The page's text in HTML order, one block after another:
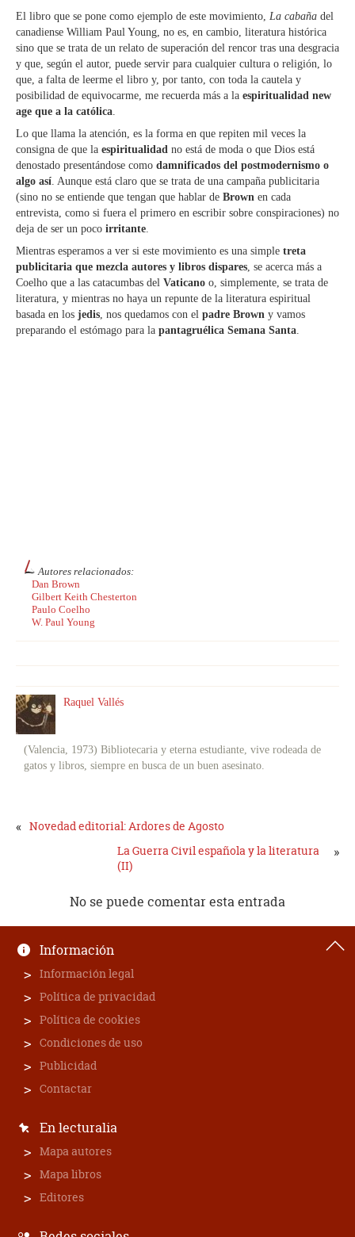
El libro que se pone como ejemplo de este movimiento, La cabaña del
canadiense William Paul Young, no es, en cambio, literatura histórica
sino que se trata de un relato de superación del rencor tras una desgracia
y que, según el autor, puede servir para cualquier cultura o religión, lo
que, a falta de leerme el libro y, por tanto, con toda la cautela y
posibilidad de equivocarme, me recuerda más a la espiritualidad new
age que a la católica.
Lo que llama la atención, es la forma en que repiten mil veces la
consigna de que la espiritualidad no está de moda o que Dios está
denostado presentándose como damnificados del postmodernismo o
algo así. Aunque está claro que se trata de una campaña publicitaria
(sino no se entiende que tengan que hablar de Brown en cada
entrevista, como si fuera el primero en escribir sobre conspiraciones) no
deja de ser un poco irritante.
Mientras esperamos a ver si este movimiento es una simple treta
publicitaria que mezcla autores y libros dispares, se acerca más a
Coelho que a las catacumbas del Vaticano o, simplemente, se trata de
literatura, y mientras no haya un repunte de la literatura espiritual
basada en los jedis, nos quedamos con el padre Brown y vamos
preparando el estómago para la pantagruélica Semana Santa.
Autores relacionados:
Dan Brown
Gilbert Keith Chesterton
Paulo Coelho
W. Paul Young
Raquel Vallés
(Valencia, 1973) Bibliotecaria y eterna estudiante, vive rodeada de
gatos y libros, siempre en busca de un buen asesinato.
« Novedad editorial: Ardores de Agosto
La Guerra Civil española y la literatura
(II)
»
No se puede comentar esta entrada
Información
Información legal
Política de privacidad
Política de cookies
Condiciones de uso
Publicidad
Contactar
En lecturalia
Mapa autores
Mapa libros
Editores